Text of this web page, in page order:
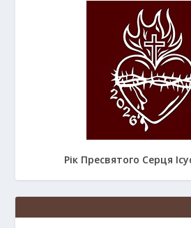
Рік Пресвятого Серця